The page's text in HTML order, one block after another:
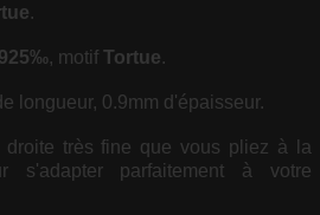
.
, motif Tortue.
longueur, 0.9mm d'épaisseur.
droite très fine que vous pliez à la
s'adapter parfaitement à votre